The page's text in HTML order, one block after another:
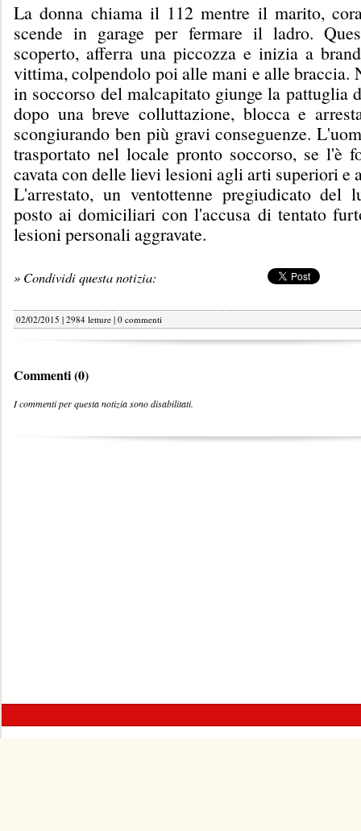
La donna chiama il 112 mentre il marito,
scende in garage per fermare il ladro.
scoperto, afferra una piccozza e inizia a
vittima, colpendolo poi alle mani e alle braccia.
in soccorso del malcapitato giunge la pattuglia
dopo una breve colluttazione, blocca e
scongiurando ben più gravi conseguenze.
trasportato nel locale pronto soccorso, se l'è
cavata con delle lievi lesioni agli arti superiori e
L'arrestato, un ventottenne pregiudicato del
posto ai domiciliari con l'accusa di tentato
lesioni personali aggravate.
» Condividi questa notizia:
02/02/2015 | 2984 letture | 0 commenti
Commenti (0)
I commenti per questa notizia sono disabilitati.